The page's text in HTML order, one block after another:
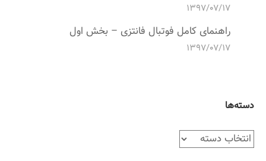
۱۳۹۷/۰۷/۱۷
راهنمای کامل فوتبال فانتزی – بخش اول
۱۳۹۷/۰۷/۱۷
دسته‌ها
د
س